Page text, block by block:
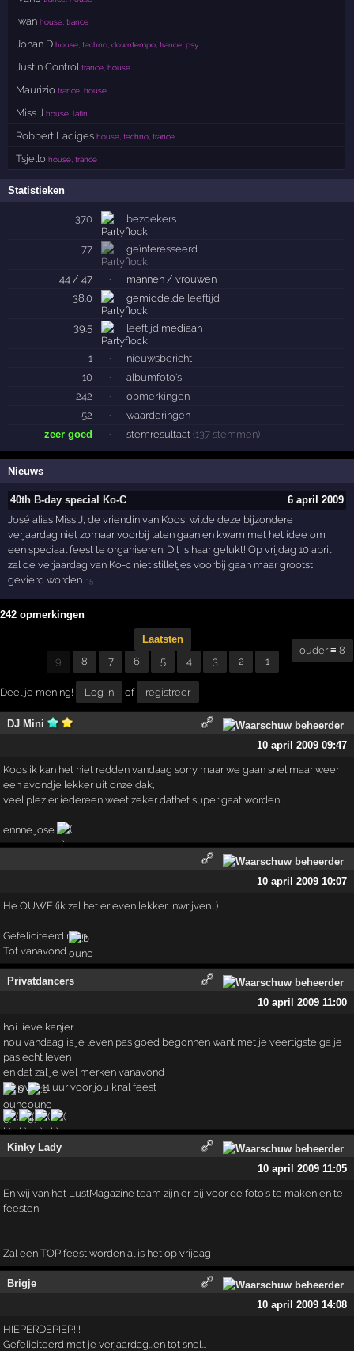
Iwan house, trance
Johan D house, techno, downtempo, trance, psy
Justin Control trance, house
Maurizio trance, house
Miss J house, latin
Robbert Ladiges house, techno, trance
Tsjello house, trance
Statistieken
370 bezoekers
77 geïnteresseerd
44 / 47 ·
mannen / vrouwen
38.0
gemiddelde leeftijd
39.5 leeftijd mediaan
1 ·
nieuwsbericht
10
·
albumfoto's
242
·
opmerkingen
52
·
waarderingen
zeer goed
· stemresultaat (137 stemmen)
Nieuws
40th B-day special Ko-C
6 april 2009
José alias Miss J, de vriendin van Koos, wilde deze bijzondere
verjaardag niet zomaar voorbij laten gaan en kwam met het idee om
een speciaal feest te organiseren. Dit is haar gelukt! Op vrijdag 10 april
zal de verjaardag van Ko-c niet stilletjes voorbij gaan maar grootst
gevierd worden. 15
242 opmerkingen
Laatsten
9
8 7 6 5 4 3 2 1
ouder ≡ 8
Deel je mening! Log in of registreer
DJ Mini
10 april 2009 09:47
Koos ik kan het niet redden vandaag sorry maar we gaan snel maar weer
een avondje lekker uit onze dak,
veel plezier iedereen weet zeker dathet super gaat worden .
ennne jose
10 april 2009 10:07
He OUWE (ik zal het er even lekker inwrijven...)
Gefeliciteerd man!
Tot vanavond
Privatdancers
10 april 2009 11:00
hoi lieve kanjer
nou vandaag is je leven pas goed begonnen want met je veertigste ga je
pas echt leven
en dat zal je wel merken vanavond
tot over 11 uur voor jou knal feest
Kinky Lady
10 april 2009 11:05
En wij van het LustMagazine team zijn er bij voor de foto's te maken en te
feesten
Zal een TOP feest worden al is het op vrijdag
Brigje
10 april 2009 14:08
HIEPERDEPIEP!!!
Gefeliciteerd met je verjaardag...en tot snel...